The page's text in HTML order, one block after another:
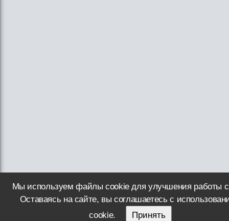
Мы используем файлы cookie для улучшения работы
Оставаясь на сайте, вы соглашаетесь с
cookie.
Принять